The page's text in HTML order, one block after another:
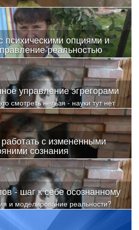
опциями и
реальностью
управление эгрегорами
смотреть нельзя - науки тут нет
работать с измененными
сознания
- шаг к себе осознанному
и моделирование реальности?